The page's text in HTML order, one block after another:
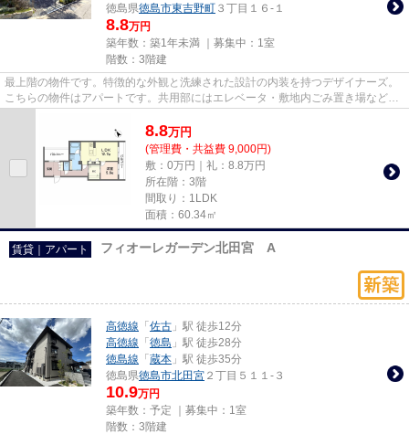
徳島県徳島市東吉野町 ３丁目１６-１
8.8万円
築年数：築1年未満 ｜募集中： 1室
階数：3階建
最上階の物件です。特徴的な外観と洗練された設計の内装を持つデザイナーズ。
こちらの物件はアパートです。共用部にはエレベータ・敷地内ごみ置き場などが
8.8万円
(管理費・共益費 9,000円)
敷：0万円｜礼：8.8万円
所在階：3階
間取り：1LDK
面積：60.34㎡
賃貸｜アパート フィオーレガーデン北田宮 A
高徳線 「 佐古 」駅 徒歩12分
高徳線 「 徳島 」駅 徒歩28分
徳島線 「 蔵本 」駅 徒歩35分
徳島県徳島市北田宮 ２丁目５１１-３
10.9万円
築年数：予定 ｜募集中： 1室
階数：3階建